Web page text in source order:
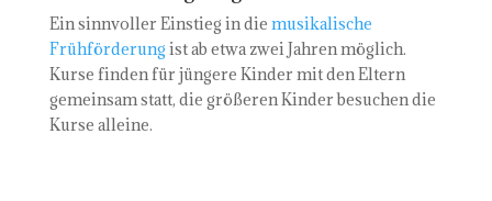
Ein sinnvoller Einstieg in die musikalische
Frühförderung ist ab etwa zwei Jahren möglich.
Kurse finden für jüngere Kinder mit den Eltern
gemeinsam statt, die größeren Kinder besuchen die
Kurse alleine.